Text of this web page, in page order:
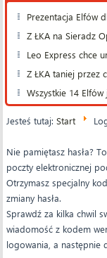
Prezentacja Elfów
Z ŁKA na Sieradz
Leo Express chce
Z ŁKA taniej przez
Wszystkie 14
Jesteś tutaj:Start
Nie pamiętasz hasła?
poczty elektronicznej
Otrzymasz specjalny
zmiany hasła.
Sprawdź za kilka chwil
wiadomość z kodem
logowania, a następnie